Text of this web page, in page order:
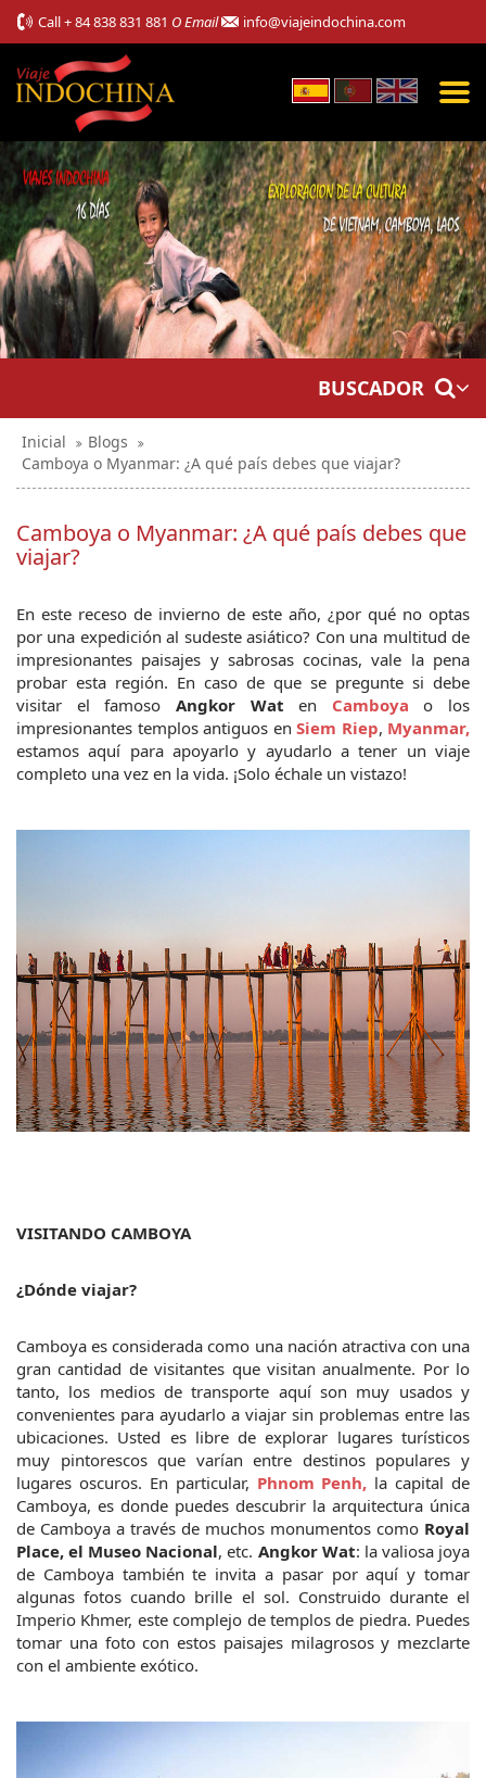
Call+ 84 838 831 881 O Email info@viajeindochina.com
BUSCADOR
Inicial
Blogs
Camboya o Myanmar: ¿A qué país debes que viajar?
Camboya o Myanmar: ¿A qué país debes que
viajar?
En este receso de invierno de este año, ¿por qué no optas
por una expedición al sudeste asiático? Con una multitud de
impresionantes paisajes y sabrosas cocinas, vale la pena
probar esta región. En caso de que se pregunte si debe
visitar el famoso Angkor Wat en Camboya o los
impresionantes templos antiguos en Siem Riep,
estamos aquí para apoyarlo y ayudarlo a tener un viaje
completo una vez en la vida. ¡Solo échale un vistazo!
VISITANDO CAMBOYA
¿Dónde viajar?
Camboya es considerada como una nación atractiva con una
gran cantidad de visitantes que visitan anualmente. Por lo
tanto, los medios de transporte aquí son muy usados y
convenientes para ayudarlo a viajar sin problemas entre las
ubicaciones. Usted es libre de explorar lugares turísticos
muy pintorescos que varían entre destinos populares y
lugares oscuros. En particular, Phnom Penh, la capital de
Camboya, es donde puedes descubrir la arquitectura única
de Camboya a través de muchos monumentos como Royal
Place, el Museo Nacional, etc. Angkor Wat: la valiosa joya
de Camboya también te invita a pasar por aquí y tomar
algunas fotos cuando brille el sol. Construido durante el
Imperio Khmer, este complejo de templos de piedra. Puedes
tomar una foto con estos paisajes milagrosos y mezclarte
con el ambiente exótico.